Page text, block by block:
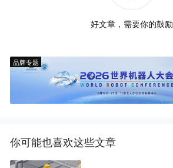
好文章，需要你的鼓励
品牌专题
你可能也喜欢这些文章